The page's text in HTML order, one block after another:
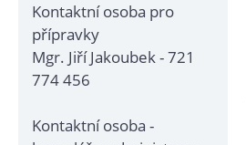
Kontaktní osoba pro
přípravky
Mgr. Jiří Jakoubek - 721
774 456
Kontaktní osoba -